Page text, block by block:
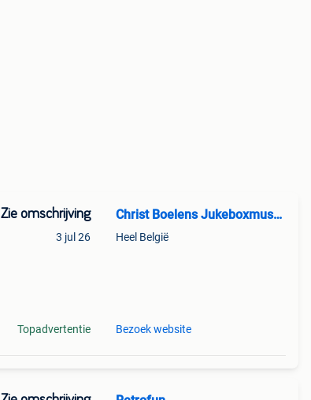
Zie omschrijving
3 jul 26
Topadvertentie
Christ Boelens Jukeboxmuseum
Heel België
Bezoek website